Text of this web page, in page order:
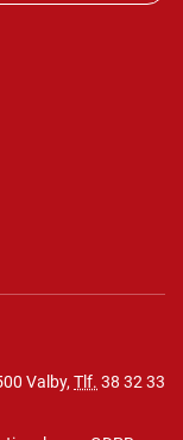
Valby, Tlf. 38 32 33